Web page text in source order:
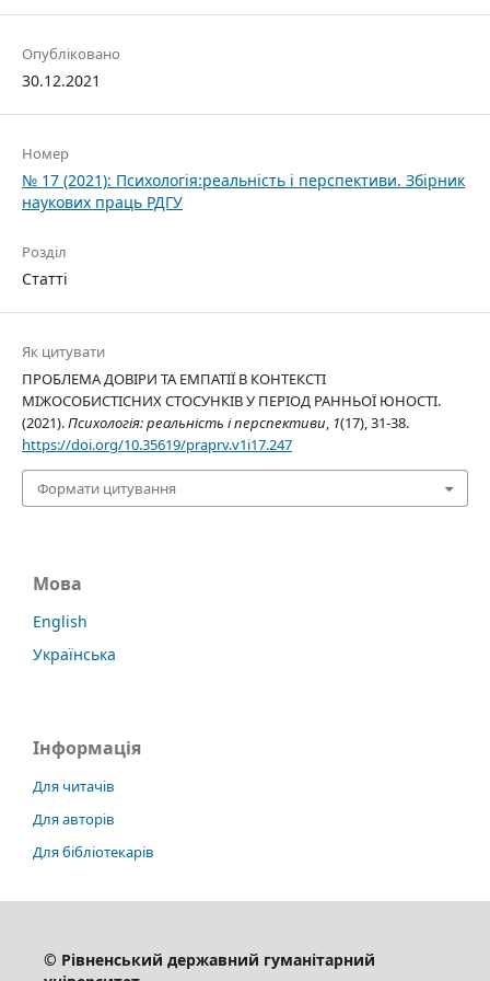
Опубліковано
30.12.2021
Номер
№ 17 (2021): Психологія:реальність і перспективи. Збірник
наукових праць РДГУ
Розділ
Статті
Як цитувати
ПРОБЛЕМА ДОВІРИ ТА ЕМПАТІЇ В КОНТЕКСТІ
МІЖОСОБИСТІСНИХ СТОСУНКІВ У ПЕРІОД РАННЬОЇ ЮНОСТІ.
(2021).Психологія: реальність і перспективи, 1(17), 31-38.
https://doi.org/10.35619/praprv.v1i17.247
Формати цитування
Мова
English
Українська
Інформація
Для читачів
Для авторів
Для бібліотекарів
© Рівненський державний гуманітарний